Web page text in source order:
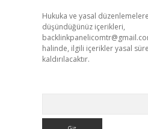
Hukuka ve yasal
düşündüğünüz içerikleri,
halinde, ilgili içerikler yasal
kaldırılacaktır.